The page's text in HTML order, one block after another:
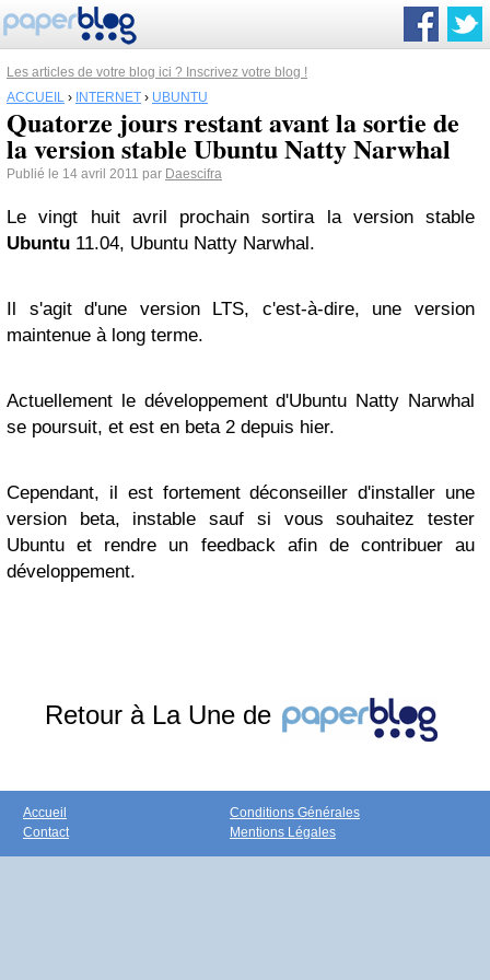
Les articles de votre blog ici ? Inscrivez votre blog !
ACCUEIL › INTERNET › UBUNTU
Quatorze jours restant avant la sortie de
la version stable Ubuntu Natty Narwhal
Publié le 14 avril 2011 par Daescifra
Le vingt huit avril prochain sortira la version stable
Ubuntu 11.04, Ubuntu Natty Narwhal.
Il s'agit d'une version LTS, c'est-à-dire, une version
maintenue à long terme.
Actuellement le développement d'Ubuntu Natty Narwhal
se poursuit, et est en beta 2 depuis hier.
Cependant, il est fortement déconseiller d'installer une
version beta, instable sauf si vous souhaitez tester
Ubuntu et rendre un feedback afin de contribuer au
développement.
Retour à La Une de
Accueil
Contact
Conditions Générales
Mentions Légales